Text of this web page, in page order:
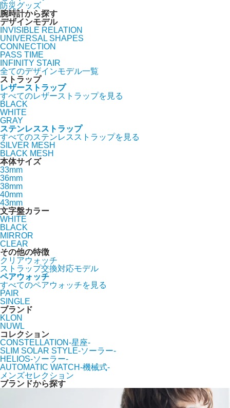
防災グッズ
腕時計から探す
デザインモデル
INVISIBLE RELATION
UNIVERSAL SHAPES
CONNECTION
PASS TIME
INFINITY STAIR
全てのデザインモデル一覧
ストラップ
レザーストラップ
すべてのレザーストラップを見る
BLACK
WHITE
GRAY
ステンレスストラップ
すべてのステンレスストラップを見る
SILVER MESH
BLACK MESH
本体サイズ
33mm
36mm
38mm
40mm
43mm
文字盤カラー
WHITE
BLACK
MIRROR
CLEAR
その他の特徴
クリアウォッチ
ストラップ交換対応モデル
ペアウォッチ
すべてのペアウォッチを見る
PAIR
SINGLE
ブランド
KLON
NUWL
コレクション
CONSTELLATION-星座-
SLIM SOLAR STYLE-ソーラー-
HELIOS-ソーラー-
AUTOMATIC WATCH-機械式-
メンズセレクション
ブランドから探す